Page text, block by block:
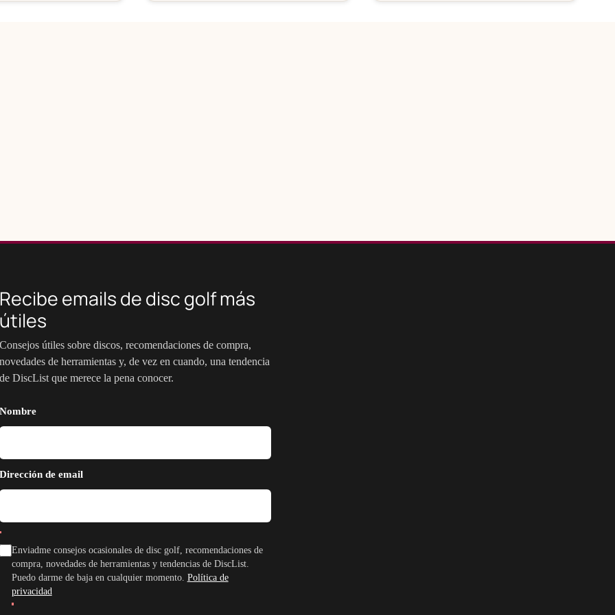
Recibe emails de disc golf más
útiles
Consejos útiles sobre discos, recomendaciones de compra,
novedades de herramientas y, de vez en cuando, una tendencia
de DiscList que merece la pena conocer.
Nombre
Dirección de email
Enviadme consejos ocasionales de disc golf, recomendaciones de
compra, novedades de herramientas y tendencias de DiscList.
Puedo darme de baja en cualquier momento. Política de
privacidad